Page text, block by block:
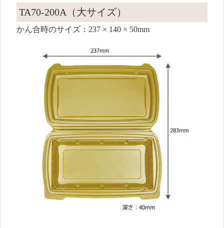
TA70-200A（大サイズ）
かん合時のサイズ：237 × 140 × 50mm